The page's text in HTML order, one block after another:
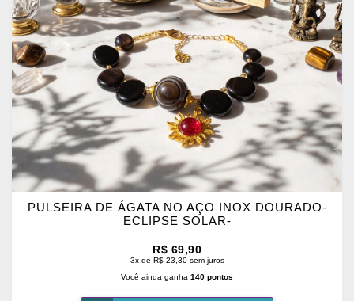
FAVORITOS
PULSEIRA DE ÁGATA NO AÇO INOX DOURADO-
ECLIPSE SOLAR-
R$ 69,90
3x de R$ 23,30 sem juros
Você ainda ganha 140 pontos